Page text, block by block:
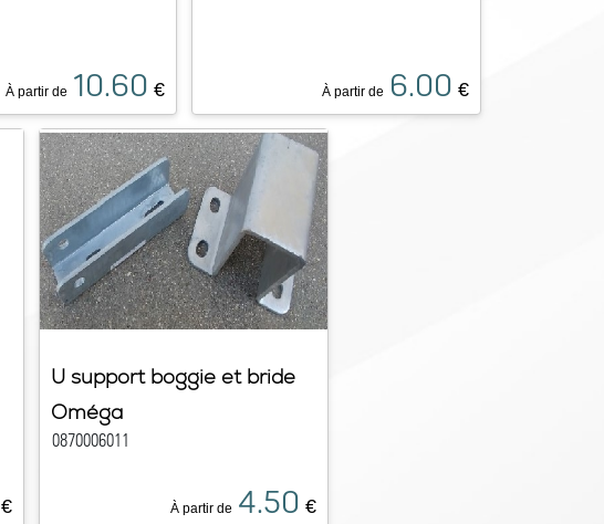
À partir de 10.60 € À partir de 6.00 €
€
U support boggie et bride
Oméga
0870006011
À partir de 4.50 €